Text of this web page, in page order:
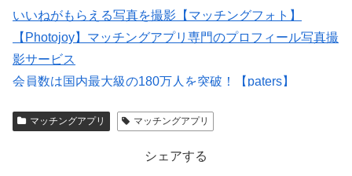
いいねがもらえる写真を撮影【マッチングフォト】
【Photojoy】マッチングアプリ専門のプロフィール写真撮
影サービス
会員数は国内最大級の180万人を突破！【paters】
★イククル無料登録（18禁）
マッチングアプリ マッチングアプリ
シェアする